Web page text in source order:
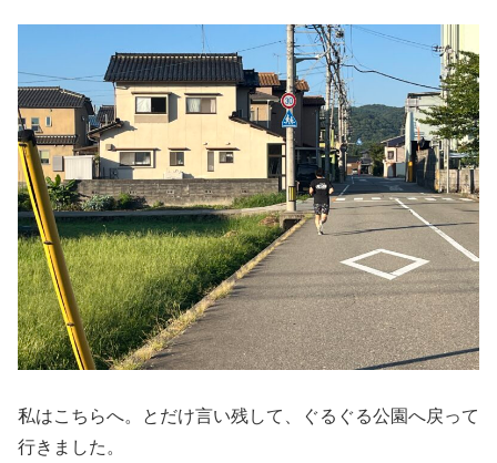
私はこちらへ。とだけ言い残して、ぐるぐる公園へ戻って
行きました。